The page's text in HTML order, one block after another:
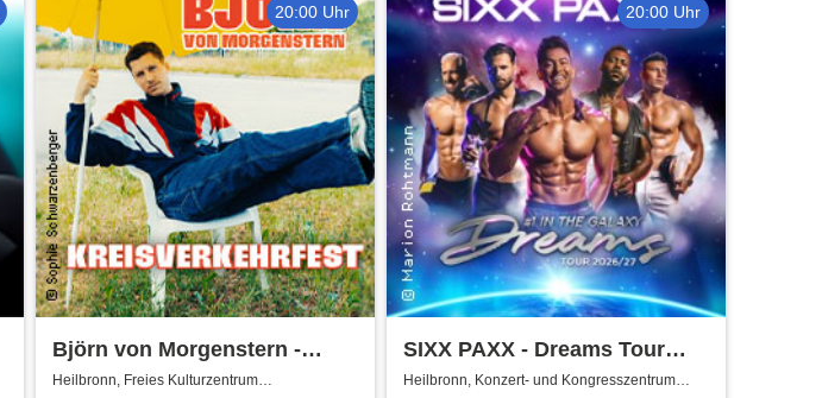
20:00 Uhr
Björn von Morgenstern -
Kreisverkehrfest
Heilbronn, Freies Kulturzentrum
20:00 Uhr
SIXX PAXX - Dreams Tour
2026/27
Heilbronn, Konzert- und Kongresszentrum